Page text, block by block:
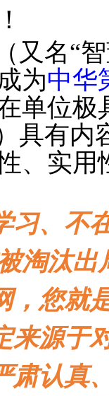
！
又名“
为中华
单位
具有
、实
习、不
淘汰出
，您就
来源于
肃认真